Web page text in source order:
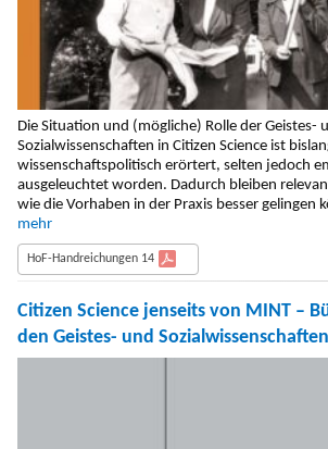
Die Situation und (mögliche) Rolle der Geistes-
Sozialwissenschaften in Citizen Science ist
wissenschaftspolitisch erörtert, selten jedoch
ausgeleuchtet worden. Dadurch bleiben
wie die Vorhaben in der Praxis besser gelingen
mehr
HoF-Handreichungen 14
Citizen Science jenseits von MINT –
den Geistes- und Sozialwissenschaften